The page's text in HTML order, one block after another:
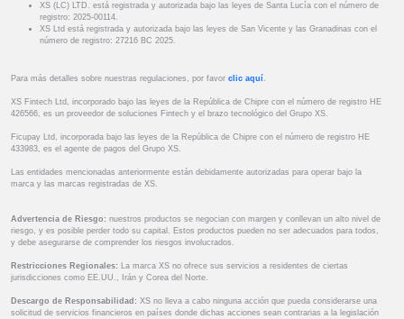
XS (LC) LTD. está registrada y autorizada bajo las leyes de Santa Lucía con el número de
registro: 2025-00114.
XS Ltd está registrada y autorizada bajo las leyes de San Vicente y las Granadinas con el
número de registro: 27216 BC 2025.
Para más detalles sobre nuestras regulaciones, por favor clic aquí .
XS Fintech Ltd, incorporado bajo las leyes de la República de Chipre con el número de registro HE
426566, es un proveedor de soluciones Fintech y el brazo tecnológico del Grupo XS.
Ficupay Ltd, incorporada bajo las leyes de la República de Chipre con el número de registro HE
433983, es el agente de pagos del Grupo XS.
Las entidades mencionadas anteriormente están debidamente autorizadas para operar bajo la
marca y las marcas registradas de XS.
Advertencia de Riesgo: nuestros productos se negocian con margen y conllevan un alto nivel de
riesgo, y es posible perder todo su capital. Estos productos pueden no ser adecuados para todos,
y debe asegurarse de comprender los riesgos involucrados.
Restricciones Regionales: La marca XS no ofrece sus servicios a residentes de ciertas
jurisdicciones como EE.UU., Irán y Corea del Norte.
Descargo de Responsabilidad: XS no lleva a cabo ninguna acción que pueda considerarse una
solicitud de servicios financieros en países donde dichas acciones sean contrarias a la legislación